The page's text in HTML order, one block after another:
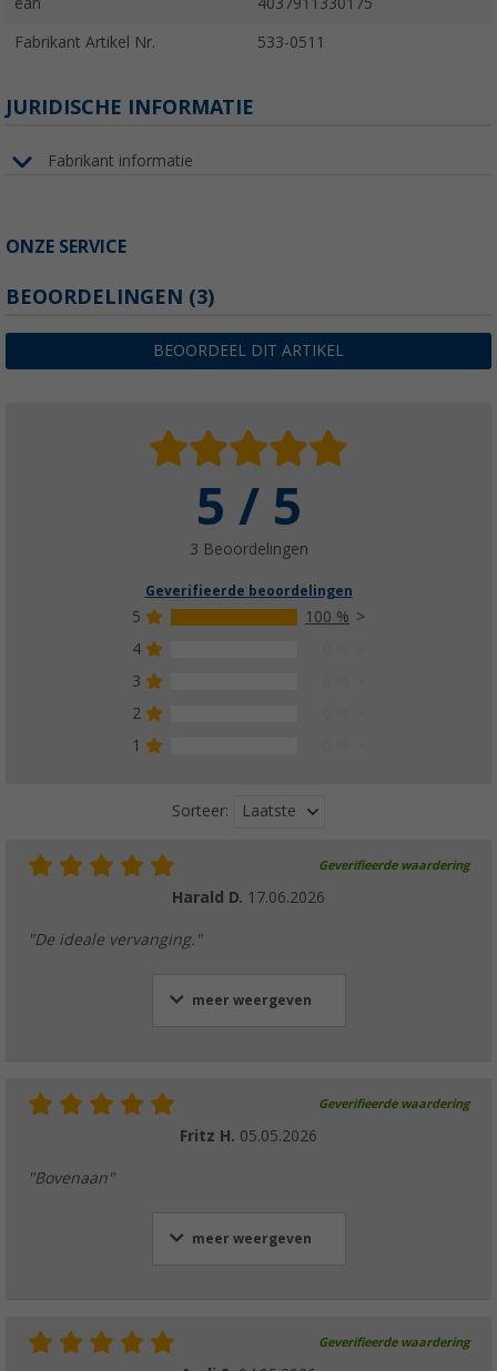
Fabrikant Artikel Nr. 533-0511
JURIDISCHE INFORMATIE
Fabrikant informatie
ONZE SERVICE
BEOORDELINGEN (3)
BEOORDEEL DIT ARTIKEL
5 / 5
3 Beoordelingen
Geverifieerde beoordelingen
5
100 %
4
3
2
1
Sorteer: Laatste
Geverifieerde waardering
Harald D. 17.06.2026
"De ideale vervanging."
meer weergeven
Geverifieerde waardering
Fritz H. 05.05.2026
"Bovenaan"
meer weergeven
Geverifieerde waardering